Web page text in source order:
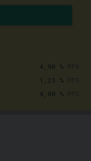
4,90 %
1,25 %
4,00 %